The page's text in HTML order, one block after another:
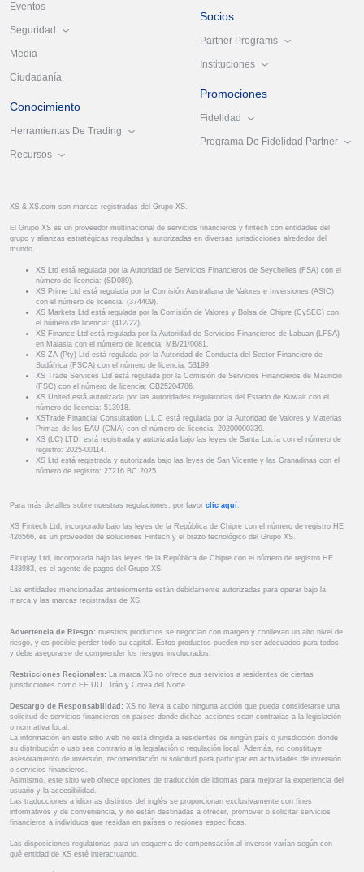
Eventos
Seguridad
Media
Ciudadanía
Conocimiento
Herramientas De Trading
Recursos
Socios
Partner Programs
Instituciones
Promociones
Fidelidad
Programa De Fidelidad Partner
XS & XS.com son marcas registradas del Grupo XS.
El Grupo XS es un proveedor multinacional de servicios financieros y fintech con entidades del
grupo y alianzas estratégicas reguladas y autorizadas en diversas jurisdicciones alrededor del
mundo.
XS Ltd está regulada por la Autoridad de Servicios Financieros de Seychelles (FSA) con el
número de licencia: (SD089).
XS Prime Ltd está regulada por la Comisión Australiana de Valores e Inversiones (ASIC)
con el número de licencia: (374409).
XS Markets Ltd está regulada por la Comisión de Valores y Bolsa de Chipre (CySEC) con
el número de licencia: (412/22).
XS Finance Ltd está regulada por la Autoridad de Servicios Financieros de Labuan (LFSA)
en Malasia con el número de licencia: MB/21/0081.
XS ZA (Pty) Ltd está regulada por la Autoridad de Conducta del Sector Financiero de
Sudáfrica (FSCA) con el número de licencia: 53199.
XS Trade Services Ltd está regulada por la Comisión de Servicios Financieros de Mauricio
(FSC) con el número de licencia: GB25204786.
XS United está autorizada por las autoridades regulatorias del Estado de Kuwait con el
número de licencia: 513918.
XSTrade Financial Consultation L.L.C está regulada por la Autoridad de Valores y Materias
Primas de los EAU (CMA) con el número de licencia: 20200000339.
XS (LC) LTD. está registrada y autorizada bajo las leyes de Santa Lucía con el número de
registro: 2025-00114.
XS Ltd está registrada y autorizada bajo las leyes de San Vicente y las Granadinas con el
número de registro: 27216 BC 2025.
Para más detalles sobre nuestras regulaciones, por favor clic aquí .
XS Fintech Ltd, incorporado bajo las leyes de la República de Chipre con el número de registro HE
426566, es un proveedor de soluciones Fintech y el brazo tecnológico del Grupo XS.
Ficupay Ltd, incorporada bajo las leyes de la República de Chipre con el número de registro HE
433983, es el agente de pagos del Grupo XS.
Las entidades mencionadas anteriormente están debidamente autorizadas para operar bajo la
marca y las marcas registradas de XS.
Advertencia de Riesgo: nuestros productos se negocian con margen y conllevan un alto nivel de
riesgo, y es posible perder todo su capital. Estos productos pueden no ser adecuados para todos,
y debe asegurarse de comprender los riesgos involucrados.
Restricciones Regionales: La marca XS no ofrece sus servicios a residentes de ciertas
jurisdicciones como EE.UU., Irán y Corea del Norte.
Descargo de Responsabilidad: XS no lleva a cabo ninguna acción que pueda considerarse una
solicitud de servicios financieros en países donde dichas acciones sean contrarias a la legislación
o normativa local.
La información en este sitio web no está dirigida a residentes de ningún país o jurisdicción donde
su distribución o uso sea contrario a la legislación o regulación local. Además, no constituye
asesoramiento de inversión, recomendación ni solicitud para participar en actividades de inversión
o servicios financieros.
Asimismo, este sitio web ofrece opciones de traducción de idiomas para mejorar la experiencia del
usuario y la accesibilidad.
Las traducciones a idiomas distintos del inglés se proporcionan exclusivamente con fines
informativos y de conveniencia, y no están destinadas a ofrecer, promover o solicitar servicios
financieros a individuos que residan en países o regiones específicas.
Las disposiciones regulatorias para un esquema de compensación al inversor varían según con
qué entidad de XS esté interactuando.